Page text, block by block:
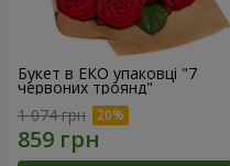
Букет в ЕКО упаковці "7
червоних троянд"
1 074 грн